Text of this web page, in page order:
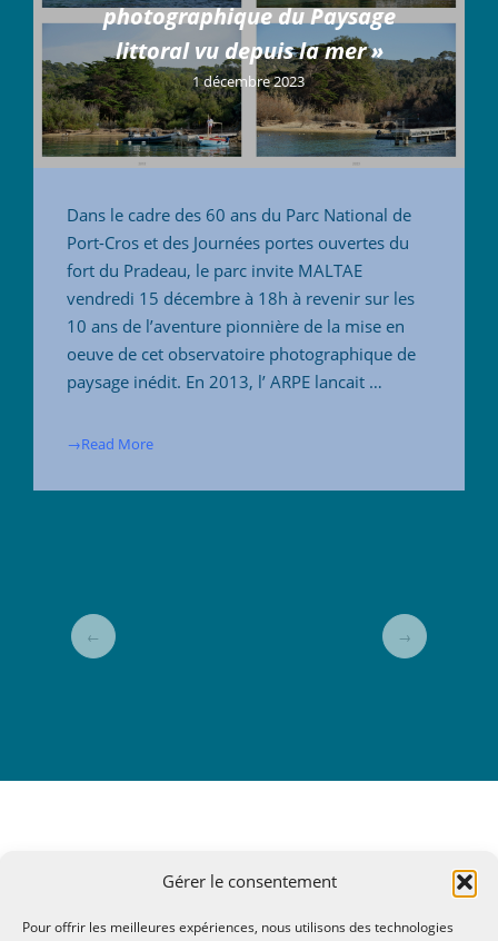
Gérer le consentement
Pour offrir les meilleures expériences, nous utilisons des technologies
photographique du Paysage
littoral vu depuis la mer »
1 décembre 2023
Dans le cadre des 60 ans du Parc National de
Port-Cros et des Journées portes ouvertes du
fort du Pradeau, le parc invite MALTAE
vendredi 15 décembre à 18h à revenir sur les
10 ans de l’aventure pionnière de la mise en
oeuve de cet observatoire photographique de
paysage inédit. En 2013, l’ ARPE lancait …
→Read More
← →